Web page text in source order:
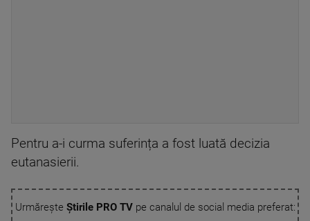
Pentru a-i curma suferința a fost luată decizia
eutanasierii.
Urmărește Știrile PRO TVpe canalul de social media preferat: